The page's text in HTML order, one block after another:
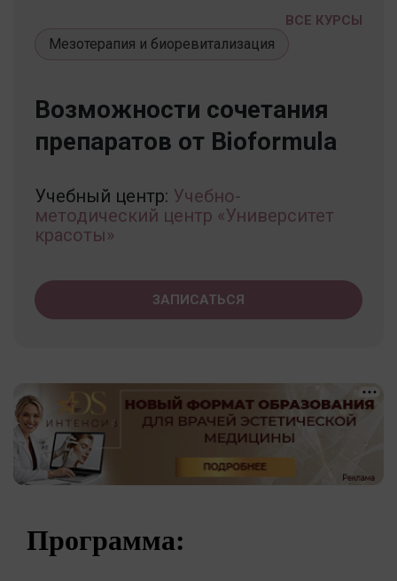
ВСЕ КУРСЫ
Мезотерапия и биоревитализация
Возможности сочетания
препаратов от Bioformula
Учебный центр: Учебно-
методический центр «Университет
красоты»
ЗАПИСАТЬСЯ
Программа: